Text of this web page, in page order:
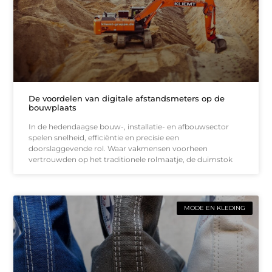
De voordelen van digitale afstandsmeters op de
bouwplaats
In de hedendaagse bouw-, installatie- en afbouwsector
spelen snelheid, efficiëntie en precisie een
doorslaggevende rol. Waar vakmensen voorheen
vertrouwden op het traditionele rolmaatje, de duimstok
MODE EN KLEDING